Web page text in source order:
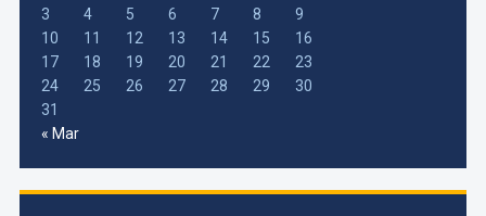
3
4 5 6 7 8
9
10
11 12 13 14 15
16
17
18 19 20 21 22
23
24
25 26 27 28 29
30
31
« Mar